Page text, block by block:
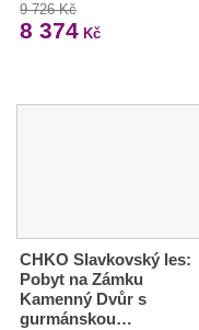
9 726 Kč
8 374 Kč
CHKO Slavkovský les:
Pobyt na Zámku
Kamenný Dvůr s
gurmánskou…